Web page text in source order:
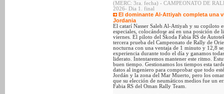
(MERC: 3ra. fecha) - CAMPEONATO DE
2026- Dia 1. final
El dominante Al-Attiyah completa una
Jordania
El catarí Nasser Saleh Al-Attiyah y su copiloto
especiales, colocándose así en una posición
viernes. El piloto del Škoda Fabia RS de
tercera prueba del Campeonato de Rally de
nocturna con una ventaja de 1 minuto y 12,8
experiencia durante todo el día y ganamos
liderato. Intentaremos mantener este ritmo.
buen tiempo. Gestionamos los tiempos esta
datos al ingeniero para comprobar que todo
Jordán y la zona del Mar Muerto, pero los
que su elección de neumáticos medios fue un
Fabia RS del Oman Rally Team.